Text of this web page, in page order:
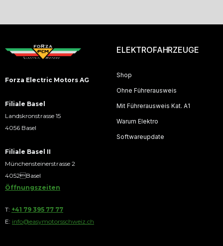
Forza Electric Motors AG
Filiale Basel
Landskronstrasse 15
4056 Basel
Filiale Basel II
Münchensteinerstrasse 2
4052Basel
Öffnungszeiten
T: +41 79 395 77 77
E: info@easymotorsschweiz.ch
ELEKTROFAHRZEUGE
Shop
Ohne Führerausweis
Mit Führerausweis Kat. A1
Warum Elektro
Softwareupdate